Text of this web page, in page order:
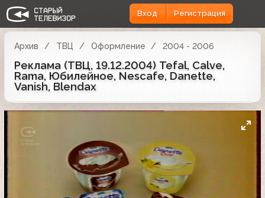
Вход Регистрация
Архив ТВЦ Оформление 2004 - 2006
Реклама (ТВЦ, 19.12.2004) Tefal, Calve,
Rama, Юбилейное, Nescafe, Danette,
Vanish, Blendax